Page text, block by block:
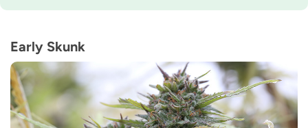
8–9 tygodni
CBD
0–1%
Typ kwitnienia
Fotoperiod
Early Skunk